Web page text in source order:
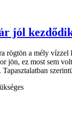
jól
rögtön a mély
jön, ez most sem